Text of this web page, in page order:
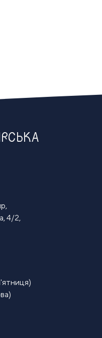
4/2,